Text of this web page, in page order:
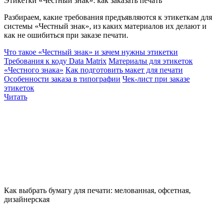
Разбираем, какие требования предъявляются к этикеткам для
системы «Честный знак», из каких материалов их делают и
как не ошибиться при заказе печати.
Что такое «Честный знак» и зачем нужны этикетки
Требования к коду Data Matrix Материалы для этикеток
«Честного знака» Как подготовить макет для печати
Особенности заказа в типографии Чек-лист при заказе
этикеток
Читать
Как выбрать бумагу для печати: мелованная, офсетная,
дизайнерская